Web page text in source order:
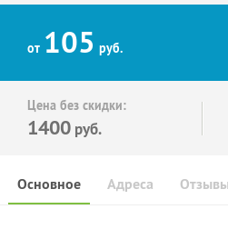
от 105 руб.
Цена без скидки:
1400 руб.
Основное Отзывы
Адреса